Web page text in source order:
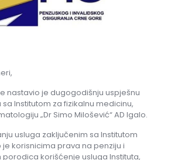
nastavio je dugogodišnju uspješnu
Institutom za fizikalnu medicinu,
„Dr Simo Milošević“ AD Igalo.
usluga zaključenim sa Institutom
korisnicima prava na penziju i
korišćenje usluga Instituta,